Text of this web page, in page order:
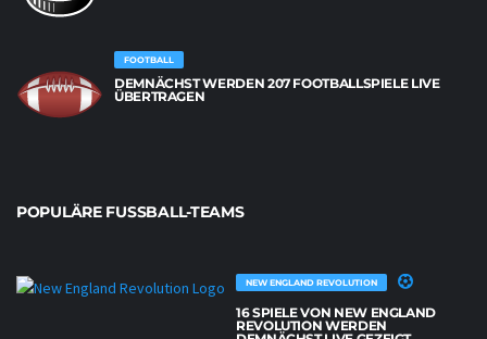
FOOTBALL
DEMNÄCHST WERDEN 207 FOOTBALLSPIELE LIVE
ÜBERTRAGEN
POPULÄRE FUSSBALL-TEAMS
NEW ENGLAND REVOLUTION
16 SPIELE VON NEW ENGLAND
REVOLUTION WERDEN